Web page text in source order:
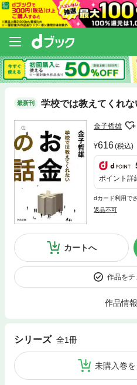
最新刊 学校では教えてくれ
金子哲雄
616(税込)
ポイント詳
dカード利用で
返品不可
カートへ
作品をチ
作品情
シリーズ 全1冊
未購入巻